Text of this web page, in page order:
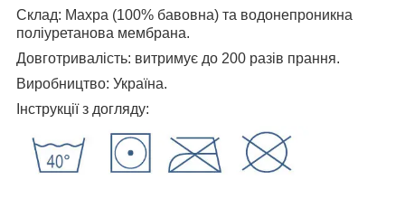
Склад: Махра (100% бавовна) та водонепроникна
поліуретанова мембрана.
Довготривалість: витримує до 200 разів прання.
Виробництво: Україна.
Інструкції з догляду: